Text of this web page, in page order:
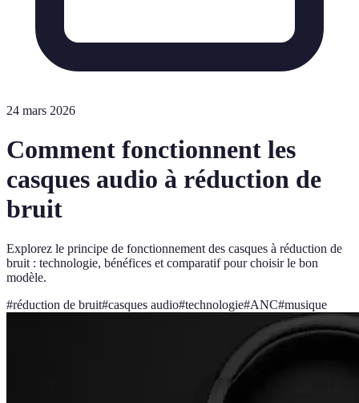
24 mars 2026
Comment fonctionnent les
casques audio à réduction de
bruit
Explorez le principe de fonctionnement des casques à réduction de
bruit : technologie, bénéfices et comparatif pour choisir le bon
modèle.
#réduction de bruit#casques audio#technologie#ANC#musique